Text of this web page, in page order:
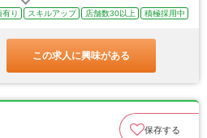
り スキルアップ 店舗数30以上 積極採用中
この求人に興味がある
保存する